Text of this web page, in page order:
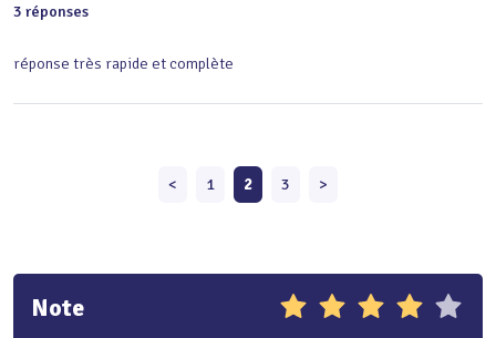
3 réponses
réponse très rapide et complète
< 1 2 3 >
Note